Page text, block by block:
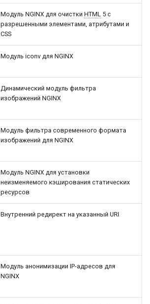
Модуль NGINX для очистки HTML 5 с
разрешенными элементами, атрибутами и
CSS
Модуль iconv для NGINX
Динамический модуль фильтра
изображений NGINX
Модуль фильтра современного формата
изображений для NGINX
Модуль NGINX для установки
неизменяемого кэширования статических
ресурсов
Внутренний редирект на указанный URI
Модуль анонимизации IP-адресов для
NGINX